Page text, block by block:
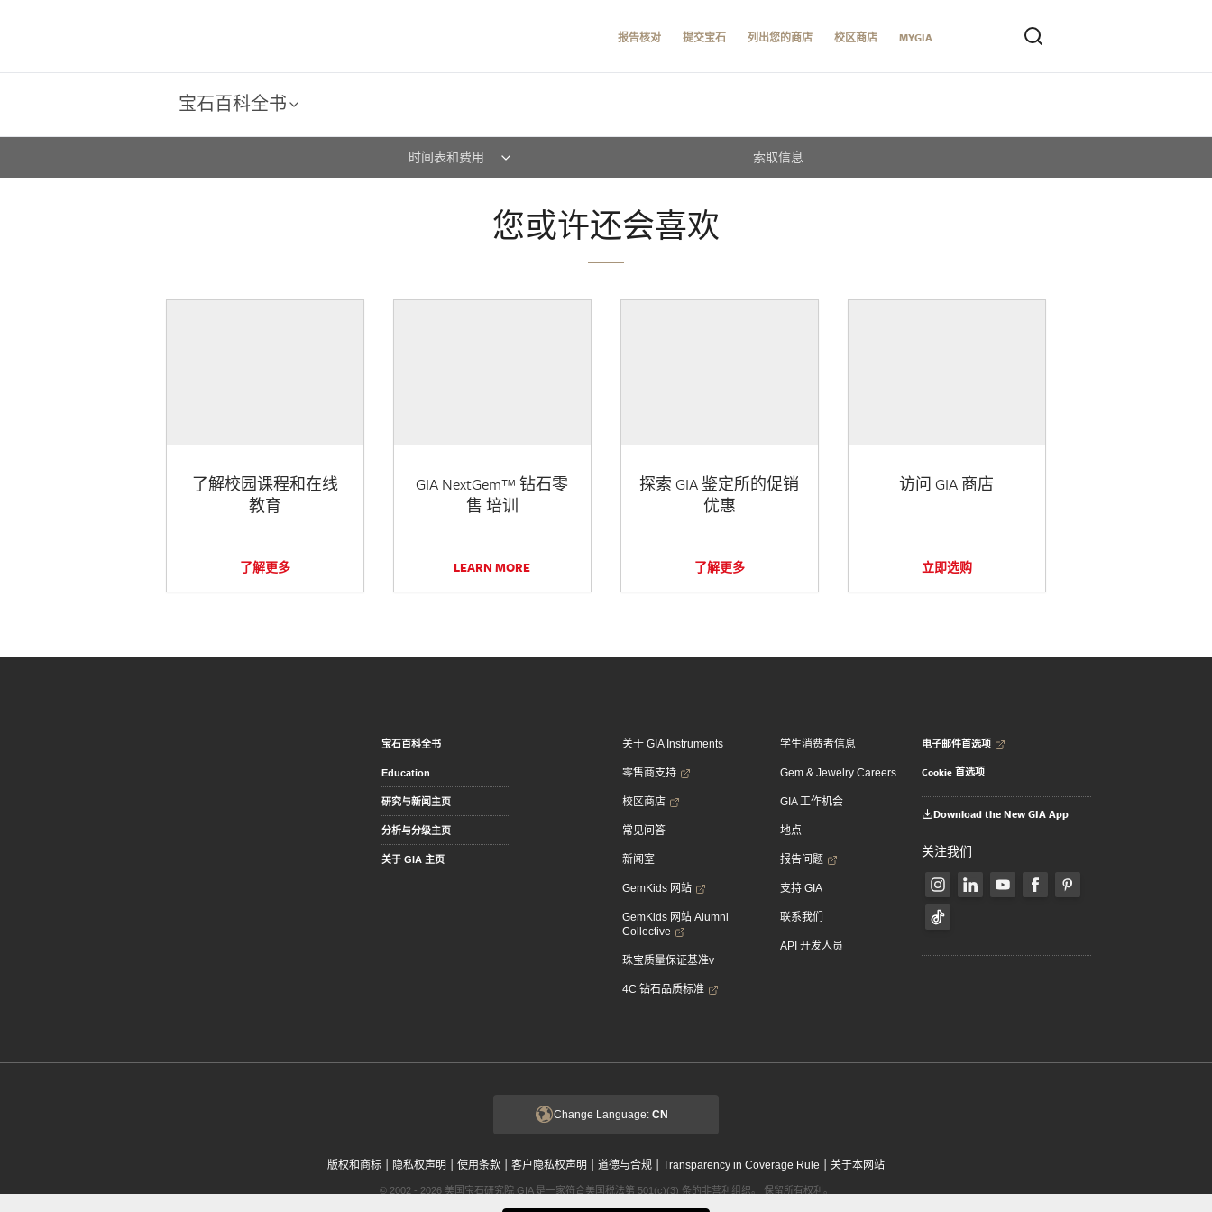
报告核对 提交宝石 列出您的商店 校区商店 MYGIA
宝石百科全书
时间表和费用 索取信息
您或许还会喜欢
了解校园课程和在线
教育
了解更多
GIA NextGem™ 钻石零
售 培训
LEARN MORE
探索 GIA 鉴定所的促销
优惠
了解更多
访问 GIA 商店
立即选购
宝石百科全书
Education
研究与新闻主页
分析与分级主页
关于 GIA 主页
关于 GIA Instruments
零售商支持
校区商店
常见问答
新闻室
GemKids 网站
GemKids 网站 Alumni
Collective
珠宝质量保证基准v
4C 钻石品质标准
学生消费者信息
Gem & Jewelry Careers
GIA 工作机会
地点
报告问题
支持 GIA
联系我们
API 开发人员
电子邮件首选项
Cookie 首选项
Download the New GIA App
关注我们
Change Language: CN
版权和商标 | 隐私权声明 | 使用条款 | 客户隐私权声明 | 道德与合规 | Transparency in Coverage Rule | 关于本网站
© 2002 - 2026 美国宝石研究院 GIA 是一家符合美国税法第 501(c)(3) 条的非营利组织。 保留所有权利。